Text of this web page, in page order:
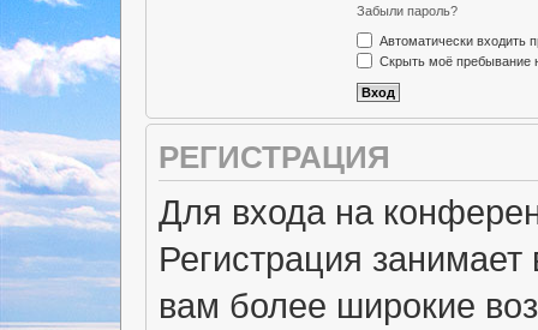
Забыли пароль?
Автоматически входить
Скрыть моё пребывание
РЕГИСТРАЦИЯ
Для входа на
Регистрация занимает
вам более широкие